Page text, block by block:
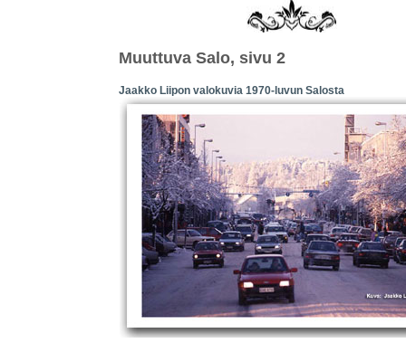
Muuttuva Salo, sivu 2
Jaakko Liipon valokuvia 1970-luvun Salosta